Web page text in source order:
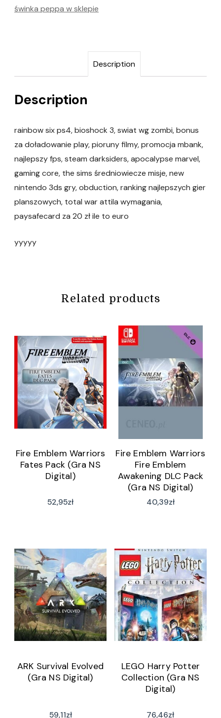
świnka peppa w sklepie
Description
Description
rainbow six ps4, bioshock 3, swiat wg zombi, bonus
za doładowanie play, pioruny filmy, promocja mbank,
najlepszy fps, steam darksiders, apocalypse marvel,
gaming core, the sims średniowiecze misje, new
nintendo 3ds gry, obduction, ranking najlepszych gier
planszowych, total war attila wymagania,
paysafecard za 20 zł ile to euro
yyyyy
Related products
Fire Emblem Warriors
Fates Pack (Gra NS
Digital)
52,95zł
Fire Emblem Warriors
Fire Emblem
Awakening DLC Pack
(Gra NS Digital)
40,39zł
ARK Survival Evolved
(Gra NS Digital)
59,11zł
LEGO Harry Potter
Collection (Gra NS
Digital)
76,46zł